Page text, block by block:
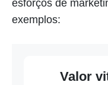
esforços de
exemplos:
Valor